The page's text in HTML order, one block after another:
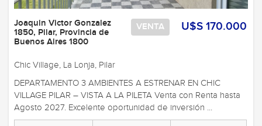
U$S 170.000
VENTA
Joaquin Victor Gonzalez
1850, Pilar, Provincia de
Buenos Aires 1800
Chic Village, La Lonja, Pilar
DEPARTAMENTO 3 AMBIENTES A ESTRENAR EN CHIC
VILLAGE PILAR – VISTA A LA PILETA Venta con Renta hasta
Agosto 2027. Excelente oportunidad de inversión ...